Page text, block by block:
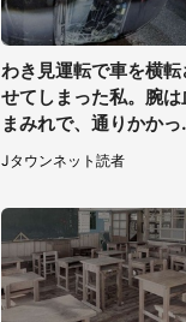
わき見運転で車を横転
せてしまった私。腕は
まみれで、通りかかっ
トラックは通り過ぎて
き...（福岡県・30代女
性）
Jタウンネット読者